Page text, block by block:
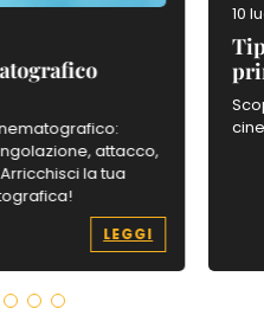
attacco,
la tua
LEGGI
10